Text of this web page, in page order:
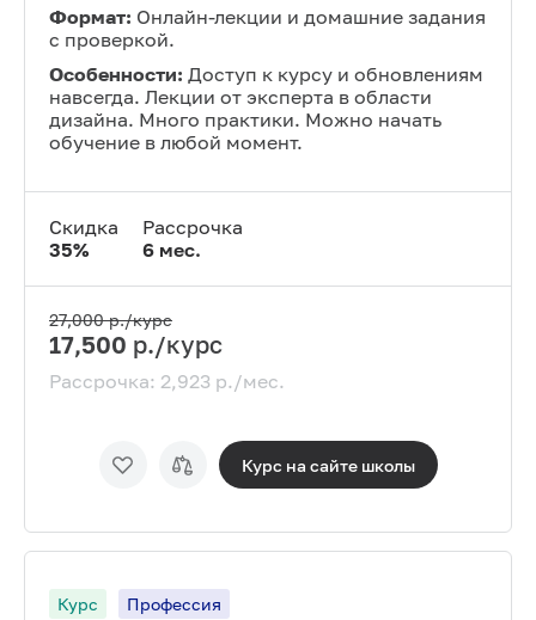
Формат: Онлайн-лекции и домашние задания
с проверкой.
Особенности: Доступ к курсу и обновлениям
навсегда. Лекции от эксперта в области
дизайна. Много практики. Можно начать
обучение в любой момент.
Скидка
35%
Рассрочка
6 мес.
27,000р./курс
17,500 р./курс
Рассрочка: 2,923 р./мес.
Курс на сайте школы
Курс Профессия